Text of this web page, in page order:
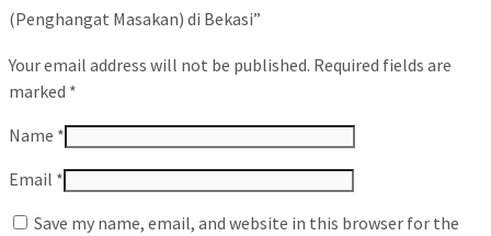
(Penghangat Masakan) di Bekasi”
Your email address will not be published. Required fields are
marked *
Name *
Email *
Save my name, email, and website in this browser for the